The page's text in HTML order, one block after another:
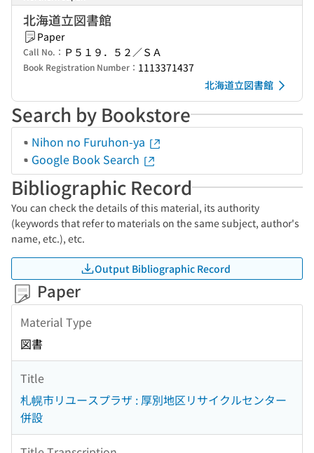
北海道立図書館
Paper
Call No.： Ｐ５１９．５２／ＳＡ
Book Registration Number： 1113371437
北海道立図書館
Search by Bookstore
Nihon no Furuhon-ya
Google Book Search
Bibliographic Record
You can check the details of this material, its authority
(keywords that refer to materials on the same subject, author's
name, etc.), etc.
Output Bibliographic Record
Paper
Material Type
図書
Title
札幌市リユースプラザ : 厚別地区リサイクルセンター
併設